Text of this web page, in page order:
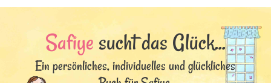
Safiye sucht das Glück...
Ein persönliches, individuelles und glückliches